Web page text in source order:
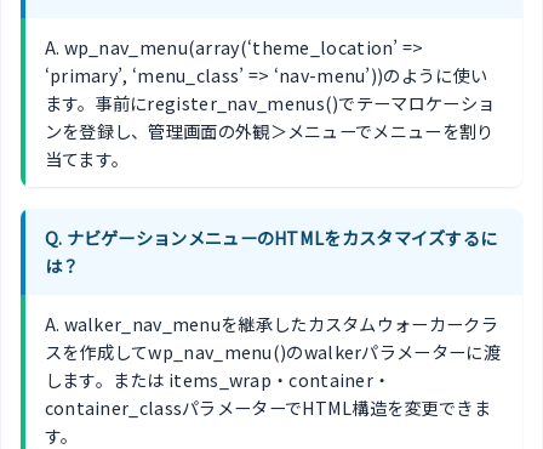
A. wp_nav_menu(array(‘theme_location’ =>
‘primary’, ‘menu_class’ => ‘nav-menu’))のように使い
ます。事前にregister_nav_menus()でテーマロケーショ
ンを登録し、管理画面の外観＞メニューでメニューを割り
当てます。
Q. ナビゲーションメニューのHTMLをカスタマイズするに
は？
A. walker_nav_menuを継承したカスタムウォーカークラ
スを作成してwp_nav_menu()のwalkerパラメーターに渡
します。または items_wrap・container・
container_classパラメーターでHTML構造を変更できま
す。